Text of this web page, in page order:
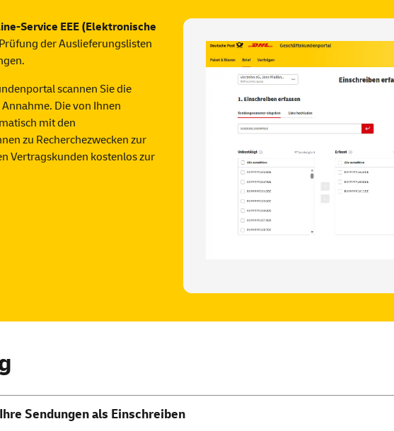
Service EEE (Elektronische
der Auslieferungslisten
scannen Sie die
Die von Ihnen
mit den
zu Recherchezwecken zur
Vertragskunden kostenlos zur
Sendungen als Einschreiben